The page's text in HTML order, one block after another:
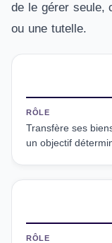
de le gérer seule,
ou une tutelle.
RÔLE
Transfère ses
un objectif
RÔLE